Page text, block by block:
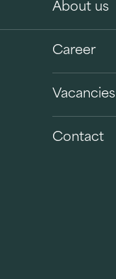
About us
Career
Vacancies
Contact